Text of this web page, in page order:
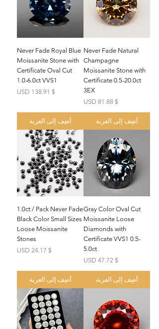
Never Fade Natural
Champagne
Moissanite Stone with
Certificate 0.5-20.0ct
3EX
السعر
$ 81.88 USD
أضِف إلى العربة
Never Fade Royal Blue
Moissanite Stone with
Certificate Oval Cut
1.0-6.0ct VVS1
السعر
$ 138.91 USD
أضِف إلى العربة
Gray Color Oval Cut
Moissanite Loose
Diamonds with
Certificate VVS1 0.5-
5.0ct
السعر
$ 47.72 USD
أضِف إلى العربة
1.0ct / Pack Never Fade
Black Color Small Sizes
Loose Moissanite
Stones
السعر
$ 24.17 USD
أضِف إلى العربة